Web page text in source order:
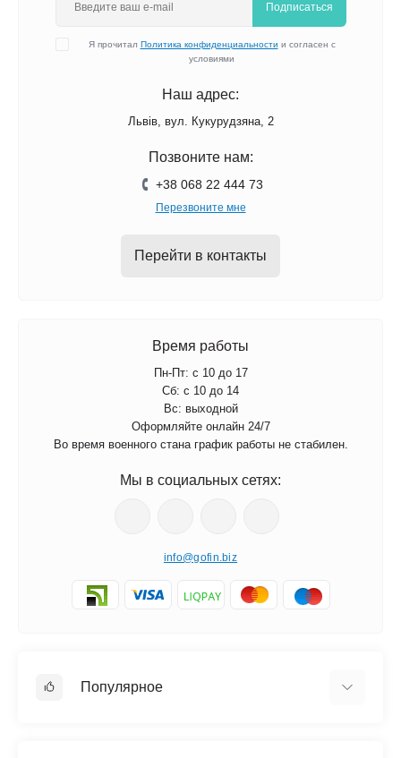
Подписаться
Я прочитал Политика конфиденциальности и согласен с
условиями
Наш адрес:
Львів, вул. Кукурудзяна, 2
Позвоните нам:
+38 068 22 444 73
Перезвоните мне
Перейти в контакты
Время работы
Пн-Пт: с 10 до 17
Сб: с 10 до 14
Вс: выходной
Оформляйте онлайн 24/7
Во время военного стана график работы не стабилен.
Мы в социальных сетях:
info@gofin.biz
Популярное